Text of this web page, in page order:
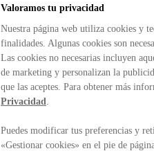
Valoramos tu privacidad
Nuestra página web utiliza cookies y
finalidades. Algunas cookies son
Las cookies no necesarias incluyen
de marketing y personalizan la
que las aceptes. Para obtener más
Privacidad.
Puedes modificar tus preferencias y
«Gestionar cookies» en el pie de